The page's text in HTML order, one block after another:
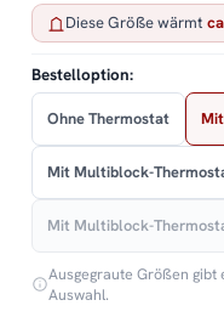
Diese Größe wärmt
Bestelloption:
Ohne Thermostat
Mit Multiblock-
Mit Multiblock-
Ausgegraute Größen
Auswahl.